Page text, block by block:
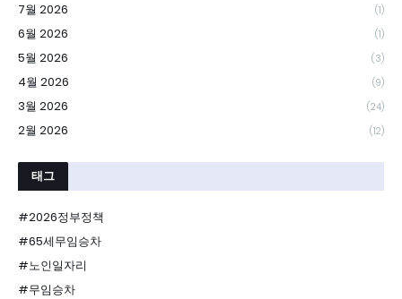
7월 2026 (1)
6월 2026 (1)
5월 2026 (3)
4월 2026 (9)
3월 2026 (24)
2월 2026 (12)
태그
#2026정부정책
#65세무임승차
#노인일자리
#무임승차